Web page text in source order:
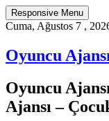
Responsive Menu
Cuma, Ağustos 7 ,
Oyuncu
Oyuncu
Ajansı –